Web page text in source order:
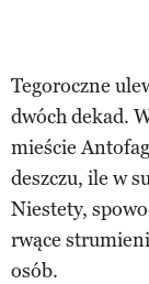
Tegoroczne
dwóch dekad.
mieście
deszczu, ile w
Niestety,
rwące
osób.